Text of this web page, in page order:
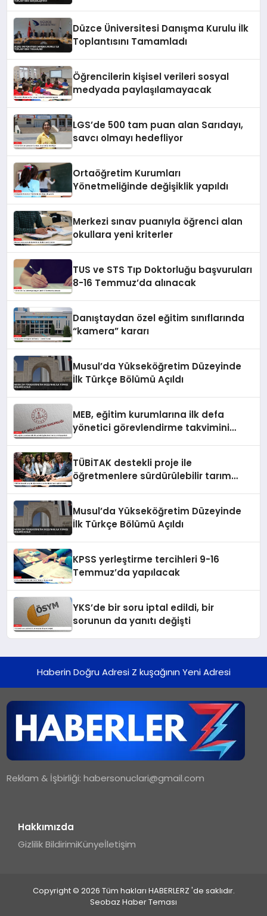
Düzce Üniversitesi Danışma Kurulu İlk
Toplantısını Tamamladı
Öğrencilerin kişisel verileri sosyal
medyada paylaşılamayacak
LGS’de 500 tam puan alan Sarıdayı,
savcı olmayı hedefliyor
Ortaöğretim Kurumları
Yönetmeliğinde değişiklik yapıldı
Merkezi sınav puanıyla öğrenci alan
okullara yeni kriterler
TUS ve STS Tıp Doktorluğu başvuruları
8-16 Temmuz’da alınacak
Danıştaydan özel eğitim sınıflarında
“kamera” kararı
Musul’da Yükseköğretim Düzeyinde
İlk Türkçe Bölümü Açıldı
MEB, eğitim kurumlarına ilk defa
yönetici görevlendirme takvimini
TÜBİTAK destekli proje ile
öğretmenlere sürdürülebilir tarım
Musul’da Yükseköğretim Düzeyinde
İlk Türkçe Bölümü Açıldı
KPSS yerleştirme tercihleri 9-16
Temmuz’da yapılacak
YKS’de bir soru iptal edildi, bir
sorunun da yanıtı değişti
Haberin Doğru Adresi Z kuşağının Yeni Adresi
Reklam & İşbirliği:habersonuclari@gmail.com
Hakkımızda
Gizlilik BildirimiKünyeİletişim
Copyright © 2026 Tüm hakları HABERLERZ 'de saklıdır.
Seobaz Haber Teması